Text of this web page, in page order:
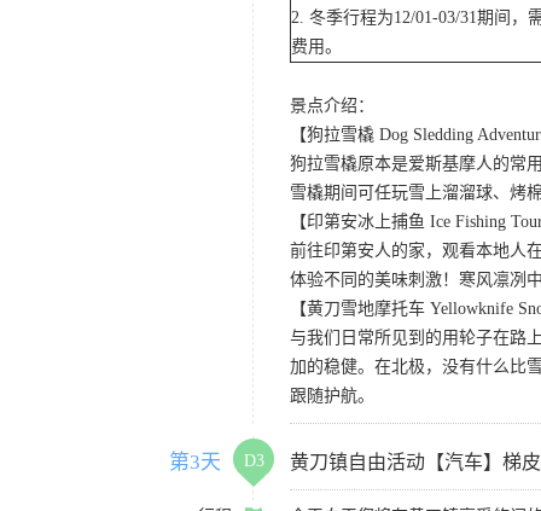
2. 冬季行程为12/01-03/31期间
费用。
景点介绍：
【狗拉雪橇 Dog Sledding
狗拉雪橇原本是爱斯基摩人的常
雪橇期间可任玩雪上溜溜球、烤
【印第安冰上捕鱼 Ice Fishing
前往印第安人的家，观看本地人
体验不同的美味刺激！寒风凛冽
【黄刀雪地摩托车 Yellowknife
与我们日常所见到的用轮子在路
加的稳健。在北极，没有什么比
跟随护航。
第3天 D3 黄刀镇自由活动【汽车】梯